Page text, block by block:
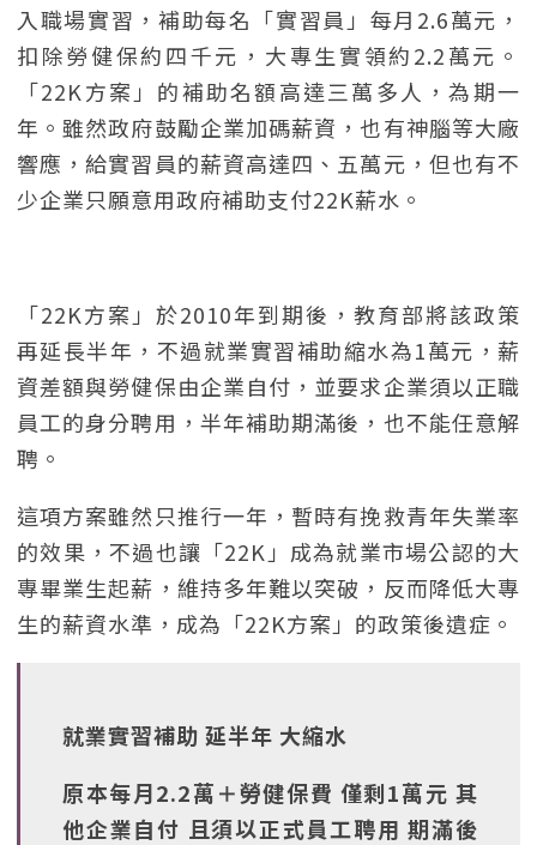
入職場實習，補助每名「實習員」每月2.6萬元，
扣除勞健保約四千元，大專生實領約2.2萬元。
「22K方案」的補助名額高達三萬多人，為期一
年。雖然政府鼓勵企業加碼薪資，也有神腦等大廠
響應，給實習員的薪資高達四、五萬元，但也有不
少企業只願意用政府補助支付22K薪水。
「22K方案」於2010年到期後，教育部將該政策
再延長半年，不過就業實習補助縮水為1萬元，薪
資差額與勞健保由企業自付，並要求企業須以正職
員工的身分聘用，半年補助期滿後，也不能任意解
聘。
這項方案雖然只推行一年，暫時有挽救青年失業率
的效果，不過也讓「22K」成為就業市場公認的大
專畢業生起薪，維持多年難以突破，反而降低大專
生的薪資水準，成為「22K方案」的政策後遺症。
就業實習補助 延半年 大縮水
原本每月2.2萬＋勞健保費 僅剩1萬元 其
他企業自付 且須以正式員工聘用 期滿後